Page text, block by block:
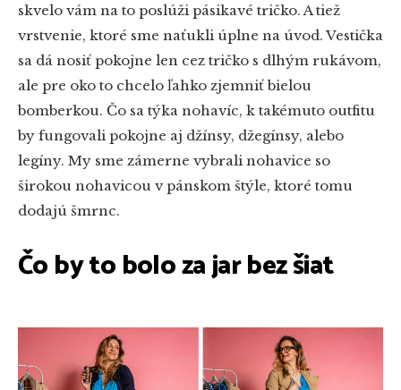
skvelo vám na to poslúži pásikavé tričko. A tiež
vrstvenie, ktoré sme naťukli úplne na úvod. Vestička
sa dá nosiť pokojne len cez tričko s dlhým rukávom,
ale pre oko to chcelo ľahko zjemniť bielou
bomberkou. Čo sa týka nohavíc, k takémuto outfitu
by fungovali pokojne aj džínsy, džegínsy, alebo
legíny. My sme zámerne vybrali nohavice so
širokou nohavicou v pánskom štýle, ktoré tomu
dodajú šmrnc.
Čo by to bolo za jar bez šiat